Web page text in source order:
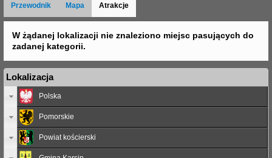
s
e
ś
t
Przewodnik Mapa Atrakcje
W żądanej lokalizacji nie znaleziono miejsc pasujących do
zadanej kategorii.
Lokalizacja
Polska
Pomorskie
Powiat kościerski